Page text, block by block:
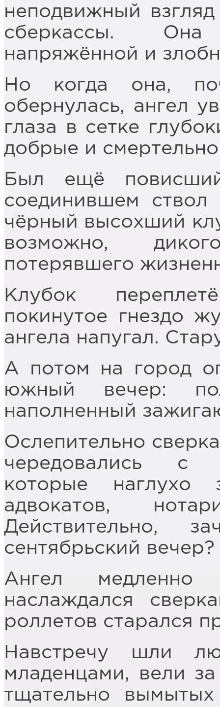
неподвижный
сберкассы. Она
напряжённой и
Но когда она,
обернулась, ангел
глаза в сетке
добрые и
Был ещё
соединившем
чёрный высохший
возможно,
потерявшего
Клубок
покинутое гнездо
ангела напугал.
А потом на город
южный вечер:
наполненный
Ослепительно
чередовались с
которые наглухо
адвокатов,
Действительно,
сентябрьский вечер?
Ангел
наслаждался
роллетов старался
Навстречу шли
младенцами, вели
тщательно